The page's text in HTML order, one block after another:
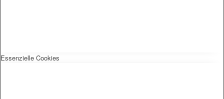
Essenzielle Cookies